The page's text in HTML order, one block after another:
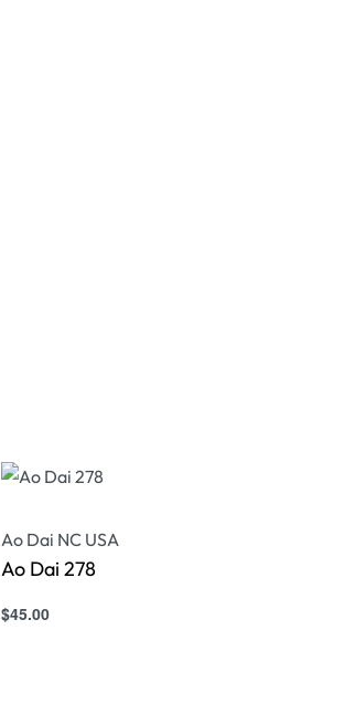
Ao Dai NC USA
Ao Dai 278
$45.00